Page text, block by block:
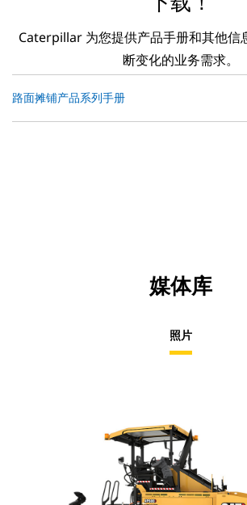
Caterpillar 为您提供产品手册和其他信
断变化的业务需求。
路面摊铺产品系列手册
媒体库
照片